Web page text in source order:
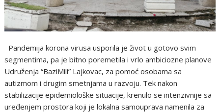
Pandemija korona virusa usporila je život u gotovo svim
segmentima, pa je bitno poremetila i vrlo ambiciozne planove
Udruženja “BaziMili” Lajkovac, za pomoć osobama sa
autizmom i drugim smetnjama u razvoju. Tek nakon
stabilizacije epidemiološke situacije, krenulo se intenzivnije sa
uređenjem prostora koji je lokalna samouprava namenila za